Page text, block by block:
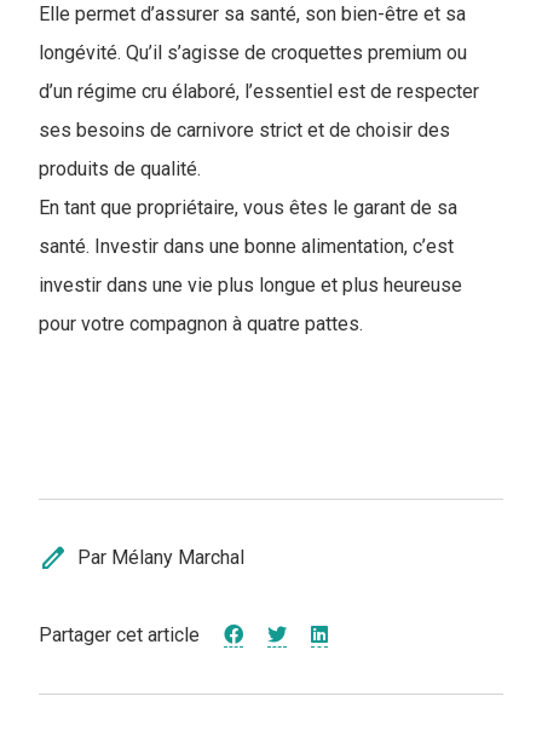
Elle permet d’assurer sa santé, son bien-être et sa
longévité. Qu’il s’agisse de croquettes premium ou
d’un régime cru élaboré, l’essentiel est de respecter
ses besoins de carnivore strict et de choisir des
produits de qualité.
En tant que propriétaire, vous êtes le garant de sa
santé. Investir dans une bonne alimentation, c’est
investir dans une vie plus longue et plus heureuse
pour votre compagnon à quatre pattes.
edit Par Mélany Marchal
Partager cet article